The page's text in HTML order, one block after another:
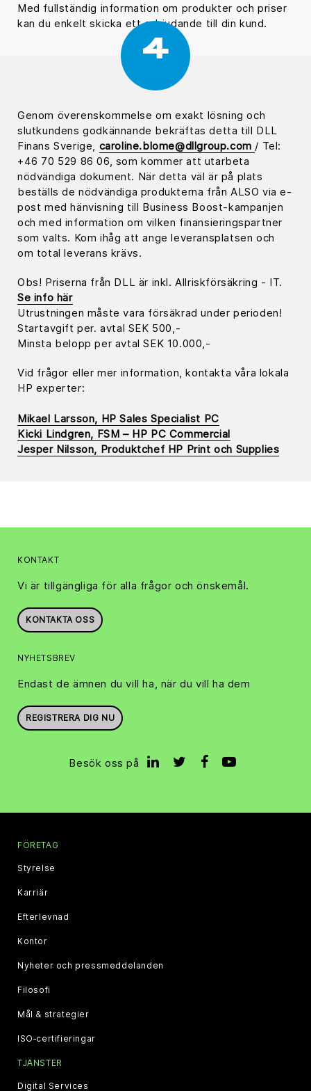
Med fullständig information om produkter och priser
kan du enkelt skicka ett erbjudande till din kund.
4
Genom överenskommelse om exakt lösning och
slutkundens godkännande bekräftas detta till DLL
Finans Sverige, caroline.blome@dllgroup.com / Tel:
+46 70 529 86 06, som kommer att utarbeta
nödvändiga dokument. När detta väl är på plats
beställs de nödvändiga produkterna från ALSO via e-
post med hänvisning till Business Boost-kampanjen
och med information om vilken finansieringspartner
som valts. Kom ihåg att ange leveransplatsen och
om total leverans krävs.
Obs! Priserna från DLL är inkl. Allriskförsäkring - IT.
Se info här
Utrustningen måste vara försäkrad under perioden!
Startavgift per. avtal SEK 500,-
Minsta belopp per avtal SEK 10.000,-
Vid frågor eller mer information, kontakta våra lokala
HP experter:
Mikael Larsson, HP Sales Specialist PC
Kicki Lindgren, FSM – HP PC Commercial
Jesper Nilsson, Produktchef HP Print och Supplies
KONTAKT
Vi är tillgängliga för alla frågor och önskemål.
KONTAKTA OSS
NYHETSBREV
Endast de ämnen du vill ha, när du vill ha dem
REGISTRERA DIG NU
Besök oss på
FÖRETAG
Styrelse
Karriär
Efterlevnad
Kontor
Nyheter och pressmeddelanden
Filosofi
Mål & strategier
ISO‑certifieringar
TJÄNSTER
Digital Services